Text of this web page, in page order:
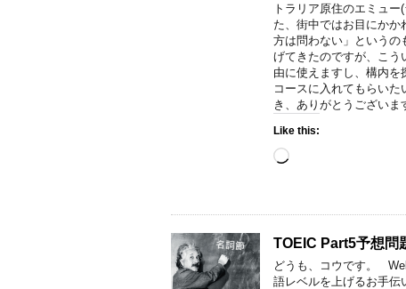
トラリア原住のエミュ
た、街中ではお目にかか
方は問わない」というの
げてきたのですが、こう
由に使えますし、構内
コースに入れてもらい
き、ありがとうございま
Like this:
Loading…
TOEIC Part5予想問
どうも、コウです。
語レベルを上げるお手